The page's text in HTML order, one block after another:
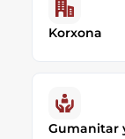
Korxona
Gumanitar